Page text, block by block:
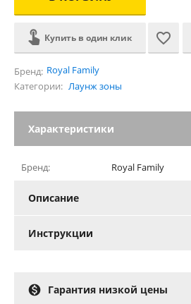
Купить в один клик
Бренд: Royal Family
Категории: Лаунж зоны
Характеристики
Бренд: Royal Family
Описание
Инструкции
 Гарантия низкой цены